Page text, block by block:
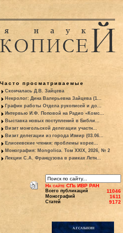
Часто просматриваемые
Скончалась Д.В. Зайцева
Некролог: Дина Валерьевна Зайцева (1...
График работы Отдела рукописей и до...
Интервью И.Ф. Поповой на Радио «Комс...
Выставка новых поступлений в Библи...
Визит монгольской делегации участн...
Визит делегации из города Измир (03.06...
Елисеевские чтения: проблемы корее...
Монография: Mongolica. Том XXIX, 2026, № 2
Лекции С.А. Французова в рамках Летн...
На сайте СПб ИВР РАН
Всего публикаций 11046
Монографий 1611
Статей 9172